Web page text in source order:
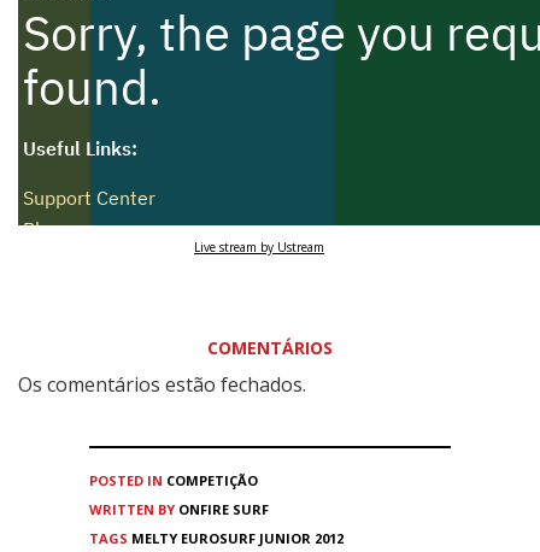
Live stream by Ustream
COMENTÁRIOS
Os comentários estão fechados.
POSTED IN COMPETIÇÃO
WRITTEN BY ONFIRE SURF
TAGS MELTY EUROSURF JUNIOR 2012